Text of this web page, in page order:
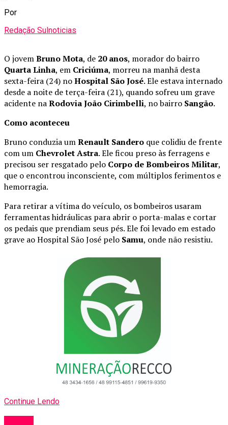
Por
Redação Sulnoticias
O jovemBruno Mota, de 20 anos, morador do bairro
Quarta Linha, em Criciúma, morreu na manhã desta
sexta-feira (24) noHospital São José. Ele estava internado
desde a noite de terça-feira (21), quando sofreu um grave
acidente naRodovia João Cirimbelli, no bairro Sangão.
Como aconteceu
Bruno conduzia umRenault Sandero que colidiu de frente
com um Chevrolet Astra. Ele ficou preso às ferragens e
precisou ser resgatado pelo Corpo de Bombeiros Militar,
que o encontrou inconsciente, com múltiplos ferimentos e
hemorragia.
Para retirar a vítima do veículo, os bombeiros usaram
ferramentas hidráulicas para abrir o porta-malas e cortar
os pedais que prendiam seus pés. Ele foi levado em estado
grave ao Hospital São José pelo Samu, onde não resistiu.
Continue Lendo